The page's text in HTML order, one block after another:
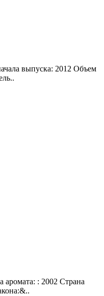
выпуска: 2012 Объем
аромата: : 2002 Страна